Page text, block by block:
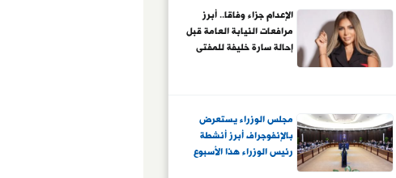
دور ضابط
الإعدام جزاء وفاقا.. أبرز
مرافعات النيابة العامة قبل
إحالة سارة خليفة للمفتى
مجلس الوزراء يستعرض
بالإنفوجراف أبرز أنشطة
رئيس الوزراء هذا الأسبوع